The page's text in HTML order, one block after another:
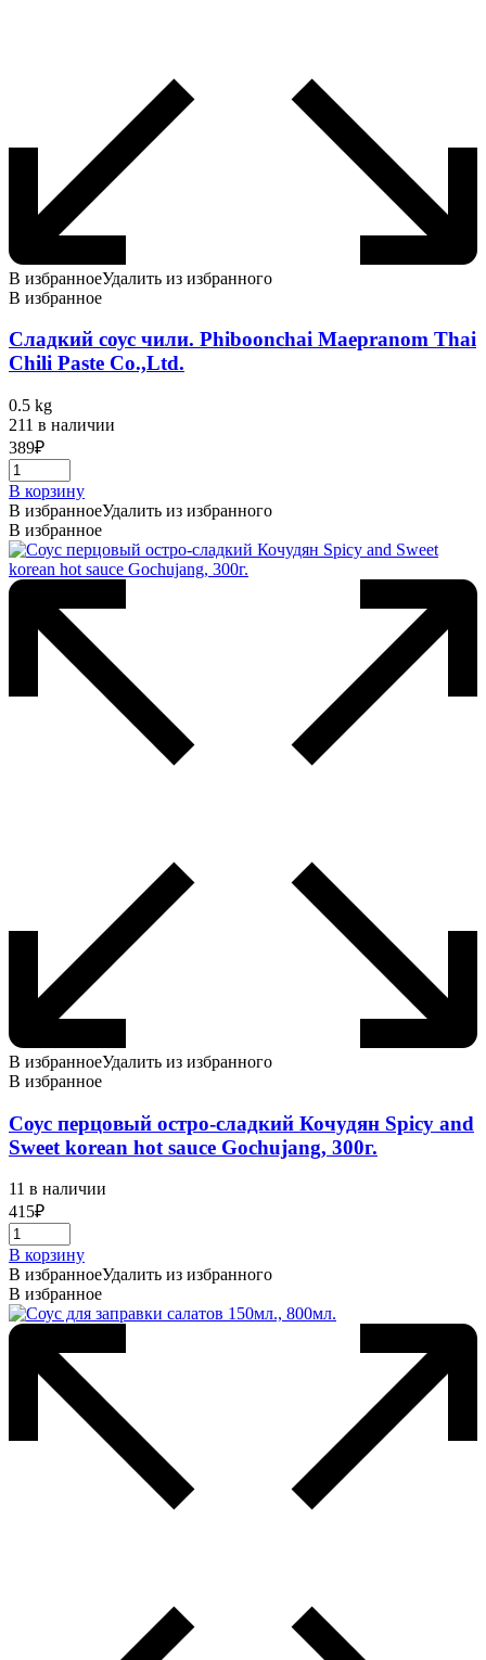
В избранноеУдалить из избранного
В избранное
Сладкий соус чили. Phiboonchai Maepranom Thai
Chili Paste Co.,Ltd.
0.5 kg
211 в наличии
389₽
В корзину
В избранноеУдалить из избранного
В избранное
В избранноеУдалить из избранного
В избранное
Соус перцовый остро-сладкий Кочудян Spicy and
Sweet korean hot sauce Gochujang, 300г.
11 в наличии
415₽
В корзину
В избранноеУдалить из избранного
В избранное